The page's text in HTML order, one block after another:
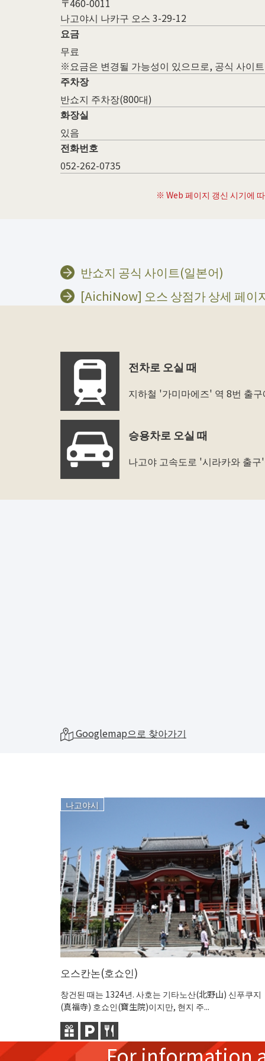
나고야시 나카구 오스 3-29-12
요금
무료
※요금은 변경될 가능성이 있으므로, 공식 사이
주차장
반쇼지 주차장(800대)
화장실
있음
전화번호
052-262-0735
※ Web 페이지 갱신 시기에
반쇼지 공식 사이트(일본어)
[AichiNow] 오스 상점가 상세 페이
전차로 오실 때
지하철 '가미마에즈' 역 8번 출
승용차로 오실 때
나고야 고속도로 '시라카와 출
Googlemap으로 찾아가기
나고야시
오스칸논(호쇼인)
창건된 때는 1324년. 사호는 기타노산(北野山) 신푸쿠지
(真福寺) 호쇼인(寶生院)이지만, 현지 주...